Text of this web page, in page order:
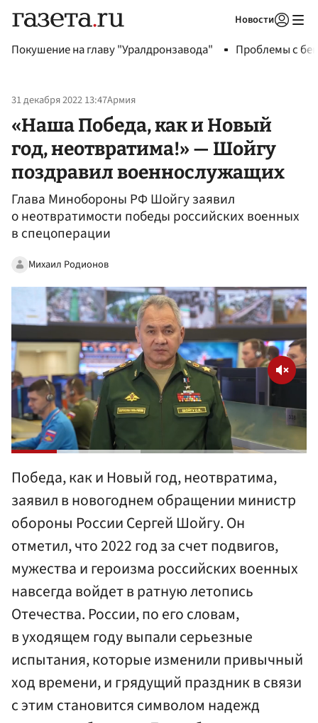
Новости
Покушение на главу "Уралдронзавода" Проблемы с
31 декабря 2022 13:47Армия
«Наша Победа, как и Новый
год, неотвратима!» — Шойгу
поздравил военнослужащих
Глава Минобороны РФ Шойгу заявил
о неотвратимости победы российских военных
в спецоперации
Михаил Родионов
Победа, как и Новый год, неотвратима,
заявил в новогоднем обращении министр
обороны России Сергей Шойгу. Он
отметил, что 2022 год за счет подвигов,
мужества и героизма российских военных
навсегда войдет в ратную летопись
Отечества. России, по его словам,
в уходящем году выпали серьезные
испытания, которые изменили привычный
ход времени, и грядущий праздник в связи
с этим становится символом надежд